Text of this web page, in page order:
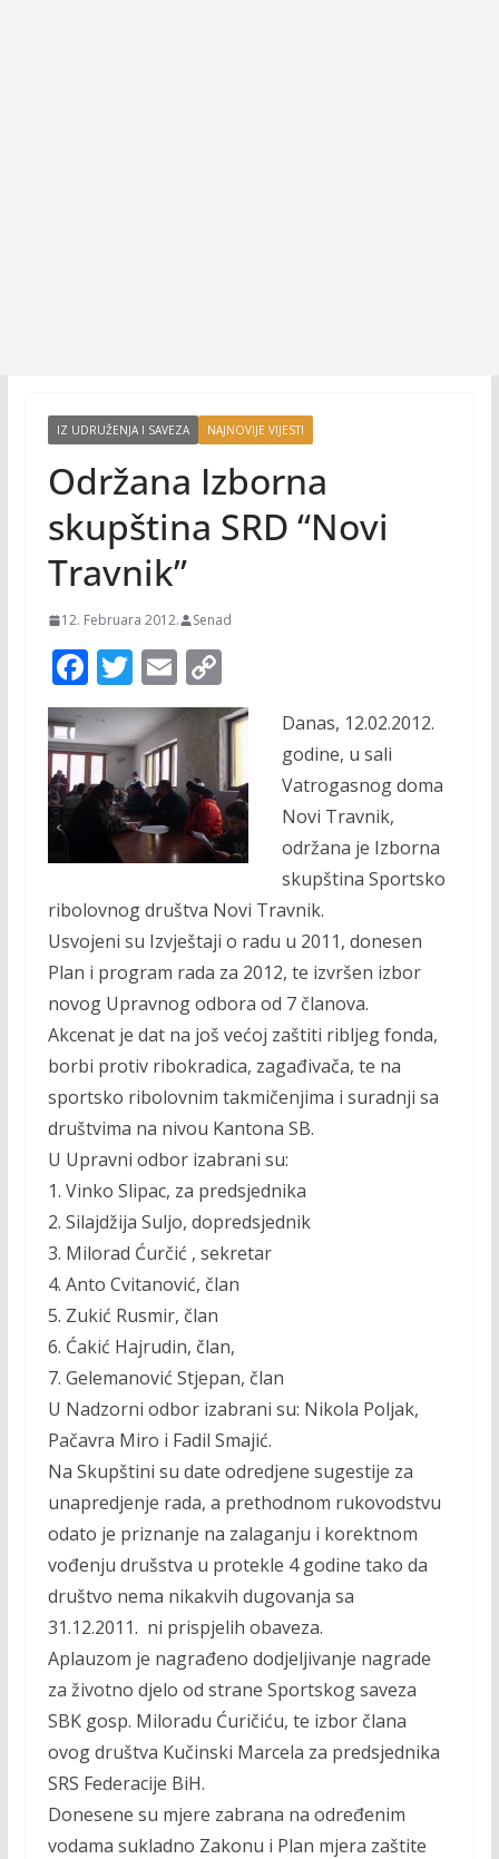
IZ UDRUŽENJA I SAVEZA NAJNOVIJE VIJESTI
Održana Izborna
skupština SRD “Novi
Travnik”
12. Februara 2012. Senad
F
ac
e
b
o
T
w
itt
er
E
m
ai
l
C
o
p
y
Li
n
Danas, 12.02.2012.
godine, u sali
Vatrogasnog doma
Novi Travnik,
održana je Izborna
skupština Sportsko
ribolovnog društva Novi Travnik.
Usvojeni su Izvještaji o radu u 2011, donesen
Plan i program rada za 2012, te izvršen izbor
novog Upravnog odbora od 7 članova.
Akcenat je dat na još većoj zaštiti ribljeg fonda,
borbi protiv ribokradica, zagađivača, te na
sportsko ribolovnim takmičenjima i suradnji sa
društvima na nivou Kantona SB.
U Upravni odbor izabrani su:
1. Vinko Slipac, za predsjednika
2. Silajdžija Suljo, dopredsjednik
3. Milorad Ćurčić , sekretar
4. Anto Cvitanović, član
5. Zukić Rusmir, član
6. Ćakić Hajrudin, član,
7. Gelemanović Stjepan, član
U Nadzorni odbor izabrani su: Nikola Poljak,
Pačavra Miro i Fadil Smajić.
Na Skupštini su date odredjene sugestije za
unapredjenje rada, a prethodnom rukovodstvu
odato je priznanje na zalaganju i korektnom
vođenju drušstva u protekle 4 godine tako da
društvo nema nikakvih dugovanja sa
31.12.2011. ni prispjelih obaveza.
Aplauzom je nagrađeno dodjeljivanje nagrade
za životno djelo od strane Sportskog saveza
SBK gosp. Miloradu Ćuričiću, te izbor člana
ovog društva Kučinski Marcela za predsjednika
SRS Federacije BiH.
Donesene su mjere zabrana na određenim
vodama sukladno Zakonu i Plan mjera zaštite